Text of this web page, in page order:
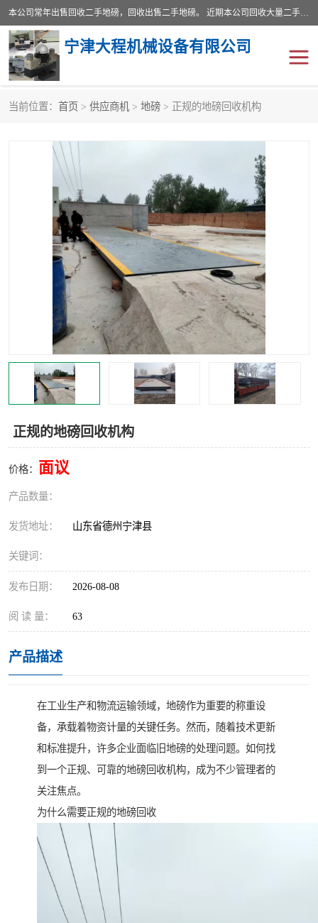
本公司常年出售回收二手地磅，回收出售二手地磅。 近期本公司回收大量二手地磅，型号齐全，宽度从2米到3.5米，长度5米到25米，承重吨位从10到200吨，成色7—9成新。 ? 使用年限6个月至2年，产品来源于个人闲置品，工矿企业停用品，因小换大而来。 精准度和新的一样， 二手地磅是内行人的选择，打个电话就省钱朋友您好等什么
宁津大程机械设备有限公司
当前位置： 首页 > 供应商机 > 地磅 > 正规的地磅回收机构
正规的地磅回收机构
价格： 面议
产品数量：
发货地址： 山东省德州宁津县
关键词：
发布日期： 2026-08-08
阅 读 量： 63
产品描述
在工业生产和物流运输领域，地磅作为重要的称重设
备，承载着物资计量的关键任务。然而，随着技术更新
和标准提升，许多企业面临旧地磅的处理问题。如何找
到一个正规、可靠的地磅回收机构，成为不少管理者的
关注焦点。
为什么需要正规的地磅回收
地磅传感器
食品烘干机
装载机电子秤 输送机
半自动输送机 全自动输送机
食品螺旋塔
撕碎机 木材撕碎机
塑料撕碎机 金属撕碎机